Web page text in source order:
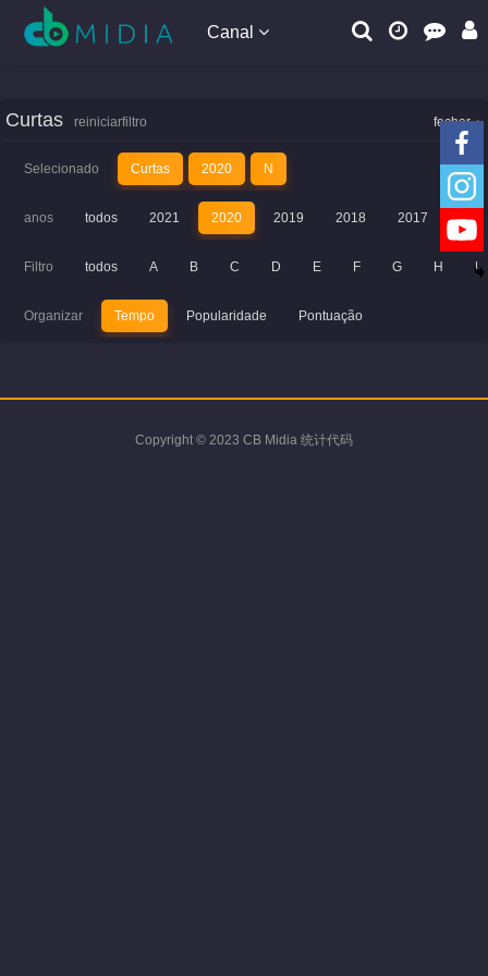
Canal
fechar
Curtas reiniciarfiltro
Selecionado Curtas 2020 N
anos todos 2021 2020 2019 2018 2017
Filtro todos A B C D E F G H I
Organizar Tempo Popularidade Pontuação
Copyright © 2023 CB Midia 统计代码